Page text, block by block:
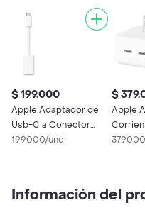
$ 199.000
Apple Adaptador de
Usb-C a Conector
Lightning
199000/und
$
Apple
Usb-C
Información del